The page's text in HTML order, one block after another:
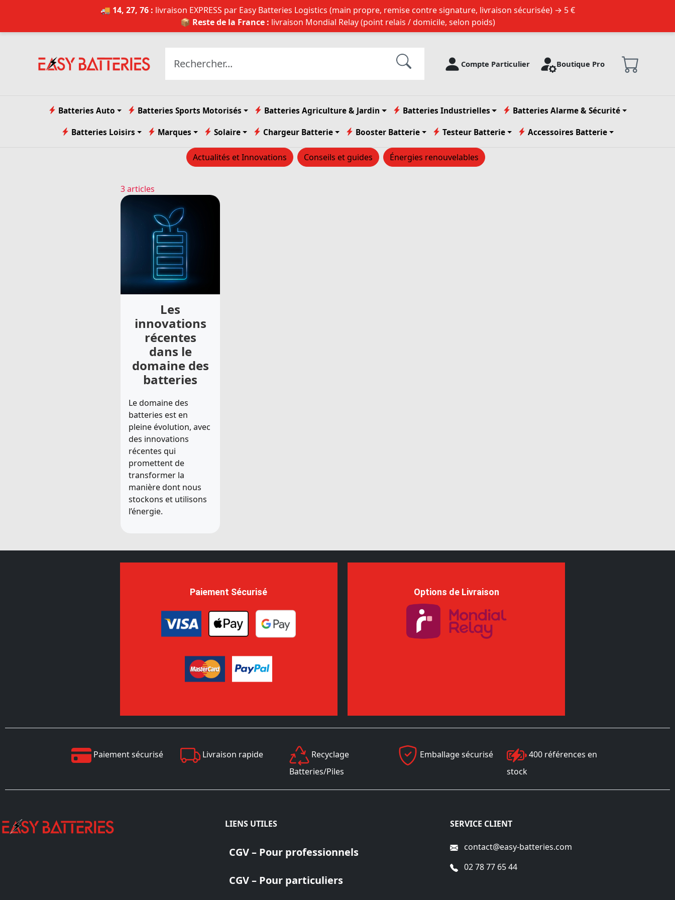
🚚 14, 27, 76 : livraison EXPRESS par Easy Batteries Logistics (main propre, remise contre signature, livraison sécurisée) → 5 €
📦 Reste de la France : livraison Mondial Relay (point relais / domicile, selon poids)
Compte Particulier Boutique Pro
Batteries Auto Batteries Sports Motorisés Batteries Agriculture & Jardin Batteries Industrielles Batteries Alarme & Sécurité
Batteries Loisirs Marques Solaire Chargeur Batterie Booster Batterie Testeur Batterie Accessoires Batterie
Actualités et Innovations Conseils et guides Énergies renouvelables
3 articles
Les
innovations
récentes
dans le
domaine des
batteries
Le domaine des
batteries est en
pleine évolution, avec
des innovations
récentes qui
promettent de
transformer la
manière dont nous
stockons et utilisons
l’énergie.
Paiement Sécurisé Options de Livraison
Paiement sécurisé Livraison rapide
Recyclage
Batteries/Piles
Emballage sécurisé
400 références en
stock
LIENS UTILES
CGV – Pour professionnels
CGV – Pour particuliers
SERVICE CLIENT
contact@easy-batteries.com
02 78 77 65 44